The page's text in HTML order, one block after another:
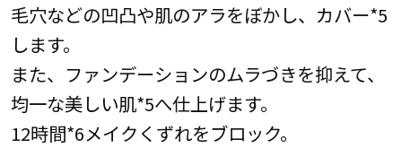
毛穴などの凹凸や肌のアラをぼかし、カバー*5
します。
また、ファンデーションのムラづきを抑えて、
均一な美しい肌*5へ仕上げます。
12時間*6メイクくずれをブロック。